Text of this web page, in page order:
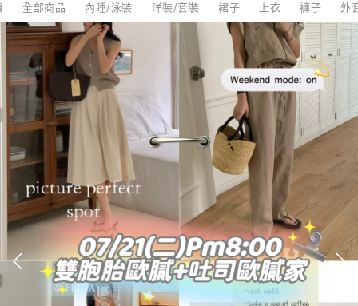
全部商品 內睡/泳裝 洋裝/套裝 裙子 上衣 褲子 外